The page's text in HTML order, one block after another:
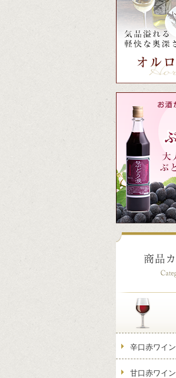
辛口赤ワイン
甘口赤ワイン